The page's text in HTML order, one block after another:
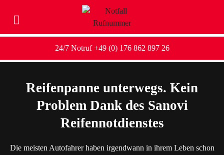
24/7 Notruf +49 (0) 176 862 897 26
Reifenpanne unterwegs. Kein
Problem Dank des Sanovi
Reifennotdienstes
Die meisten Autofahrer haben irgendwann in ihrem Leben schon